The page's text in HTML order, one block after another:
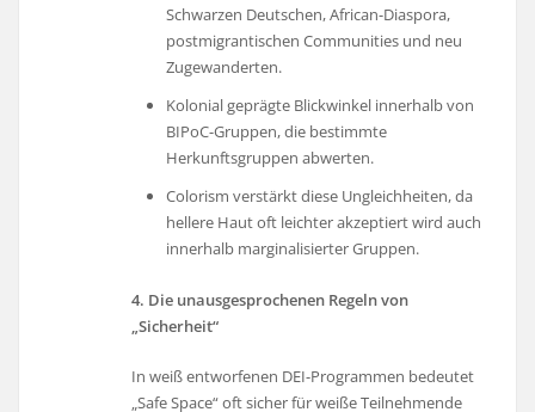
Schwarzen Deutschen, African-Diaspora,
postmigrantischen Communities und neu
Zugewanderten.
Kolonial geprägte Blickwinkel innerhalb von
BIPoC-Gruppen, die bestimmte
Herkunftsgruppen abwerten.
Colorism verstärkt diese Ungleichheiten, da
hellere Haut oft leichter akzeptiert wird auch
innerhalb marginalisierter Gruppen.
4. Die unausgesprochenen Regeln von
„Sicherheit“
In weiß entworfenen DEI-Programmen bedeutet
„Safe Space“ oft sicher für weiße Teilnehmende